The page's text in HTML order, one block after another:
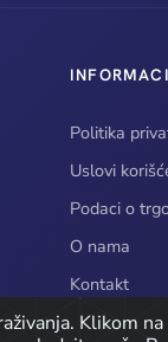
Politika
Uslovi
Podaci o
O nama
Kontakt
Klikom